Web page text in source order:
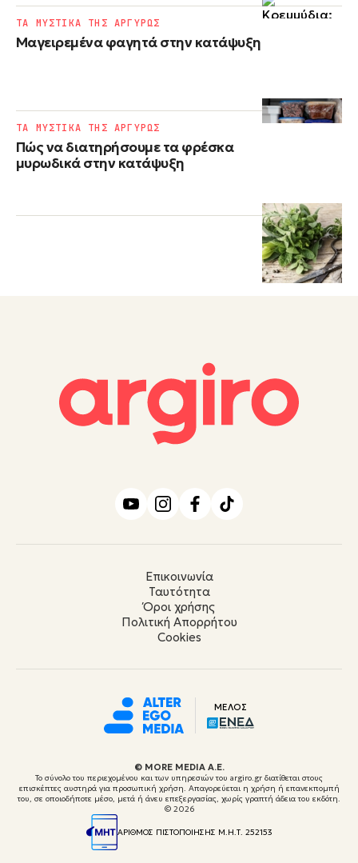
Μαγειρεμένα φαγητά στην κατάψυξη
ΤΑ ΜΥΣΤΙΚΑ ΤΗΣ ΑΡΓΥΡΩΣ
Πώς να διατηρήσουμε τα φρέσκα
μυρωδικά στην κατάψυξη
ΤΑ ΜΥΣΤΙΚΑ ΤΗΣ ΑΡΓΥΡΩΣ
Επικοινωνία
Ταυτότητα
Όροι χρήσης
Πολιτική Απορρήτου
Cookies
ΜΕΛΟΣ
© ΜORE MEDIA Α.Ε.
Το σύνολο του περιεχομένου και των υπηρεσιών του argiro.gr διατίθεται στους
επισκέπτες αυστηρά για προσωπική χρήση. Απαγορεύεται η χρήση ή επανεκπομπή
του, σε οποιοδήποτε μέσο, μετά ή άνευ επεξεργασίας, χωρίς γραπτή άδεια του εκδότη.
© 2026
ΑΡΙΘΜΟΣ ΠΙΣΤΟΠΟΙΗΣΗΣ Μ.Η.Τ. 252153